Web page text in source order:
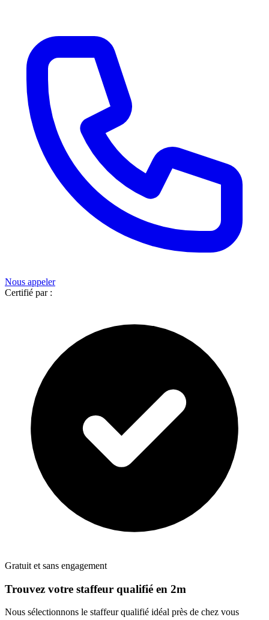
Nous appeler
Certifié par :
Gratuit et sans engagement
Trouvez votre staffeur qualifié en 2m
Nous sélectionnons le staffeurqualifié idéal près de chez vous